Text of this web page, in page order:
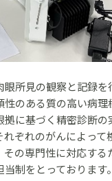
眼所見の観察と記録
のある質の高い病理
に基づく精密診断の
れぞれのがんによって
その専門性に対応する
制をとっております